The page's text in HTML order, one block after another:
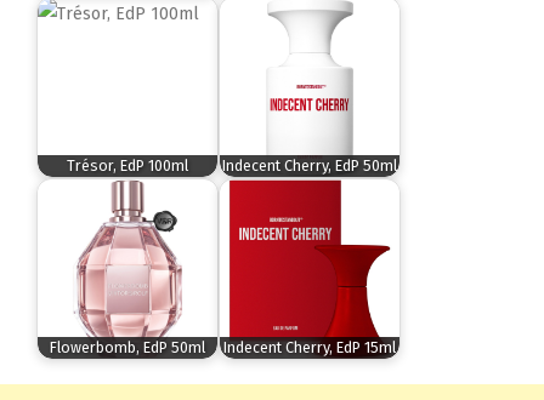
Trésor, EdP 100ml Indecent Cherry, EdP 50ml
Flowerbomb, EdP 50ml Indecent Cherry, EdP 15ml